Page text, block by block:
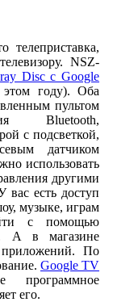
телеприставка,
NSZ-
Disc с Google
этом году). Оба
пультом
Bluetooth,
с подсветкой,
датчиком
использовать
другими
есть доступ
музыке, играм
с помощью
А в магазине
По
Google TV
его.